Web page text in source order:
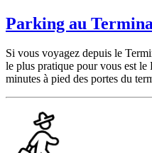
Parking au
Si vous voyagez depuis le
le plus pratique pour vous est le
minutes à pied des portes du